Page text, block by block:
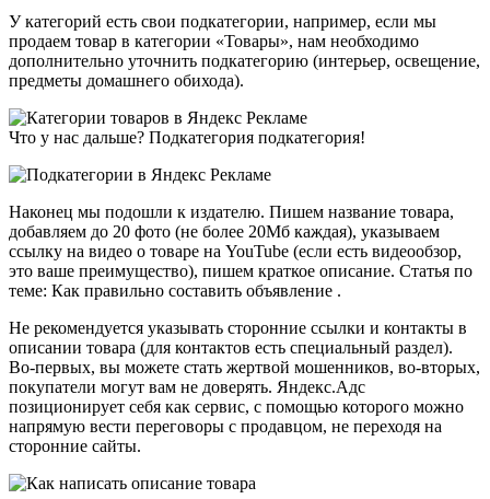
У категорий есть свои подкатегории, например, если мы
продаем товар в категории «Товары», нам необходимо
дополнительно уточнить подкатегорию (интерьер, освещение,
предметы домашнего обихода).
Что у нас дальше? Подкатегория подкатегория!
Наконец мы подошли к издателю. Пишем название товара,
добавляем до 20 фото (не более 20Мб каждая), указываем
ссылку на видео о товаре на YouTube (если есть видеообзор,
это ваше преимущество), пишем краткое описание. Статья по
теме: Как правильно составить объявление .
Не рекомендуется указывать сторонние ссылки и контакты в
описании товара (для контактов есть специальный раздел).
Во-первых, вы можете стать жертвой мошенников, во-вторых,
покупатели могут вам не доверять. Яндекс.Адс
позиционирует себя как сервис, с помощью которого можно
напрямую вести переговоры с продавцом, не переходя на
сторонние сайты.